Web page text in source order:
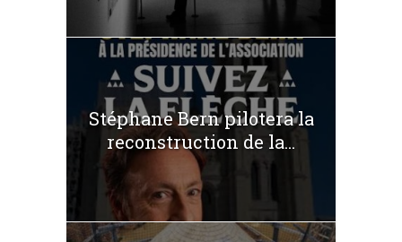
Stéphane Bern pilotera la
reconstruction de la...